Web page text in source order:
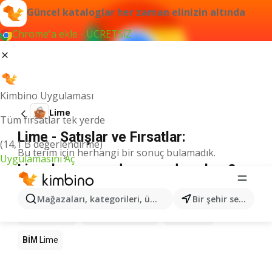
Güncel kataloglar her zaman elinizin altında
Chrome'a ekle - ÜCRETSİZ
Kimbino Uygulaması
Tüm fırsatlar tek yerde
(14,1 B değerlendirme)
Uygulamasını Aç
Mağazaları, kategorileri, ürünleri arayın... Bir şehir seçin
Lime
Lime - Satışlar ve Fırsatlar:
Bu terim için herhangi bir sonuç bulamadık.
Lime kampanyada - nereden alınır?
BİM Lime